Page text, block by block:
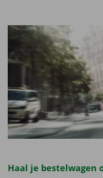
Haal je bestelwagen